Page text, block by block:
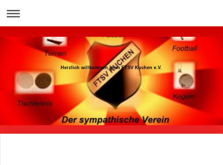
Herzlich willkommen beim FTSV Kuchen e.V.